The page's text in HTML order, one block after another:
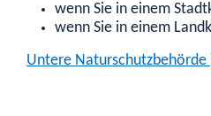
wenn Sie in einem
wenn Sie in einem
Untere Naturschutzbehörde